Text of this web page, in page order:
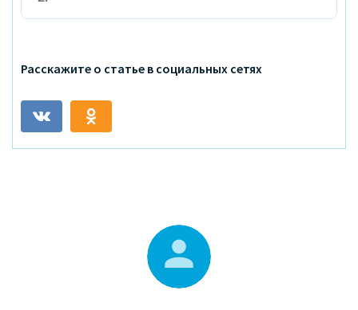
Расскажите о статье в социальных сетях